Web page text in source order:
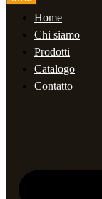
Home
Chi siamo
Prodotti
Catalogo
Contatto